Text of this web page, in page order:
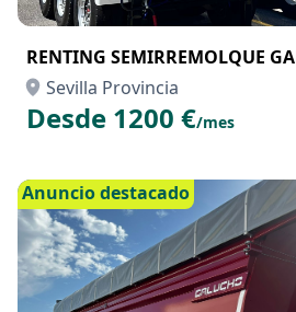
RENTING SEMIRREMOLQUE
Sevilla Provincia
Desde 1200 €/mes
Anuncio destacado